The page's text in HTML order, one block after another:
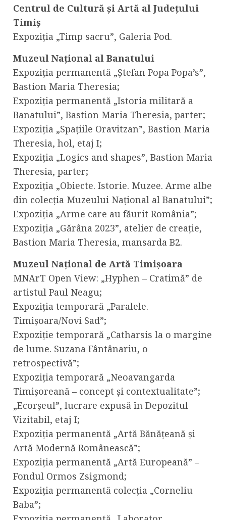
Centrul de Cultură și Artă al Județului
Timiș
Expoziția „Timp sacru”, Galeria Pod.
Muzeul Național al Banatului
Expoziția permanentă „Ștefan Popa Popa’s”,
Bastion Maria Theresia;
Expoziția permanentă „Istoria militară a
Banatului”, Bastion Maria Theresia, parter;
Expoziția „Spațiile Oravitzan”, Bastion Maria
Theresia, hol, etaj I;
Expoziția „Logics and shapes”, Bastion Maria
Theresia, parter;
Expoziția „Obiecte. Istorie. Muzee. Arme albe
din colecția Muzeului Național al Banatului”;
Expoziția „Arme care au făurit România”;
Expoziția „Gărâna 2023”, atelier de creație,
Bastion Maria Theresia, mansarda B2.
Muzeul Național de Artă Timișoara
MNArT Open View: „Hyphen – Cratimă” de
artistul Paul Neagu;
Expoziția temporară „Paralele.
Timișoara/Novi Sad”;
Expoziție temporară „Catharsis la o margine
de lume. Suzana Fântânariu, o
retrospectivă”;
Expoziția temporară „Neoavangarda
Timișoreană – concept și contextualitate”;
„Ecorșeul”, lucrare expusă în Depozitul
Vizitabil, etaj I;
Expoziția permanentă „Artă Bănățeană și
Artă Modernă Românească”;
Expoziția permanentă „Artă Europeană” –
Fondul Ormos Zsigmond;
Expoziția permanentă colecția „Corneliu
Baba”;